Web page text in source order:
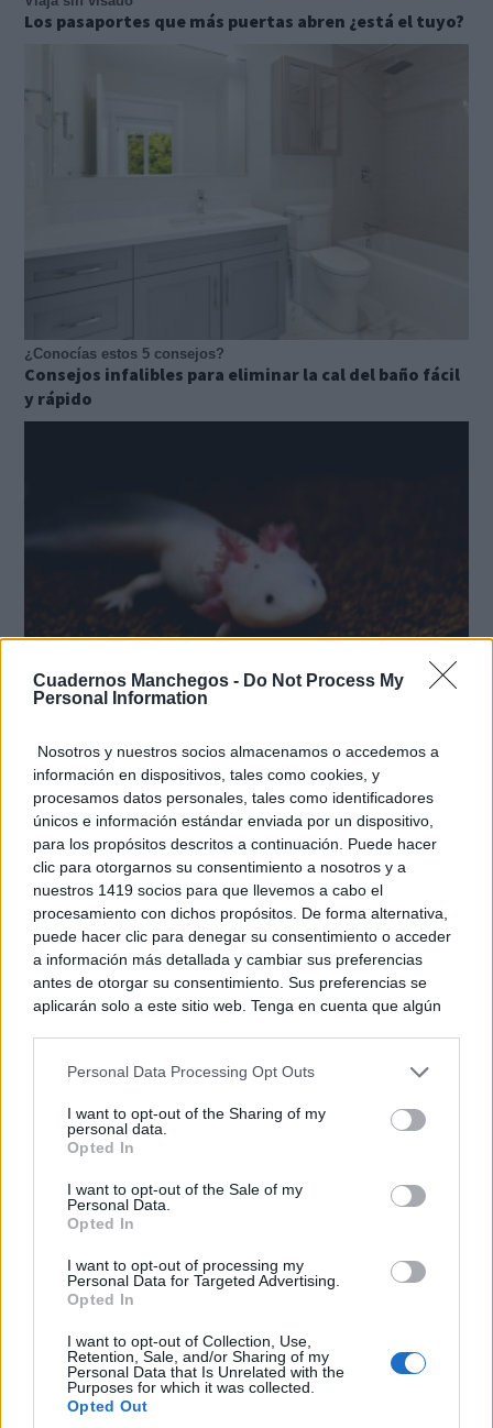
Cuadernos Manchegos - Do Not Process My
Personal Information
Nosotros y nuestros socios almacenamos o accedemos a
información en dispositivos, tales como cookies, y
procesamos datos personales, tales como identificadores
únicos e información estándar enviada por un dispositivo,
para los propósitos descritos a continuación. Puede hacer
clic para otorgarnos su consentimiento a nosotros y a
nuestros 1419 socios para que llevemos a cabo el
procesamiento con dichos propósitos. De forma alternativa,
puede hacer clic para denegar su consentimiento o acceder
a información más detallada y cambiar sus preferencias
antes de otorgar su consentimiento. Sus preferencias se
aplicarán solo a este sitio web. Tenga en cuenta que algún
rechazar tal procesamiento. Puede cambiar sus preferencias
a este sitio y haciendo clic en el botón "Privacidad" en la
parte inferior de la página web.
Please note that this website/app uses one or more Google
services and may gather and store information including but
not limited to your visit or usage behaviour. You may click to
use your data for below specified purposes in below Google
consent section.
Personal Data Processing Opt Outs
I want to opt-out of the Sharing of my
personal data.
Opted In
I want to opt-out of the Sale of my
Personal Data.
Opted In
I want to opt-out of processing my
Personal Data for Targeted Advertising.
Opted In
I want to opt-out of Collection, Use,
Retention, Sale, and/or Sharing of my
Personal Data that Is Unrelated with the
Purposes for which it was collected.
Opted Out
Los pasaportes que más puertas abren ¿está el tuyo?
¿Conocías estos 5 consejos?
Consejos infalibles para eliminar la cal del baño fácil
y rápido
Estas criaturas existen y parecen sacadas de otro
planeta
La ciencia explica por qué el bostezo es contagioso
¿Sabes qué baja tu ánimo?